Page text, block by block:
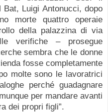
Luigi Antonucci, dopo
morte quattro operaie
della palazzina di via
verifiche – prosegue
sembra che le donne
fosse completamente
molte sono le lavoratrici
perché guadagnare
per mandare avanti
dei propri figli”.